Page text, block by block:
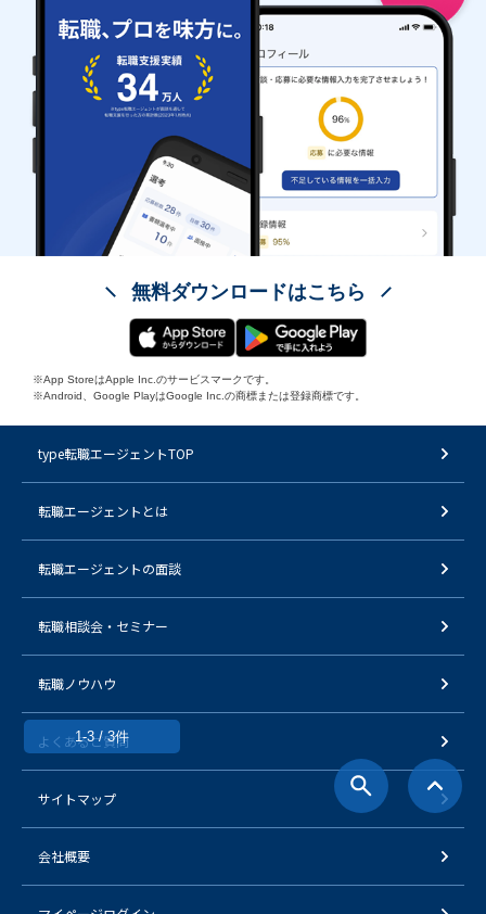
1-3 / 3件
無料ダウンロードはこちら
※App StoreはApple Inc.のサービスマークです。
※Android、Google PlayはGoogle Inc.の商標または登録商標です。
type転職エージェントTOP
転職エージェントとは
転職エージェントの面談
転職相談会・セミナー
転職ノウハウ
よくあるご質問
サイトマップ
会社概要